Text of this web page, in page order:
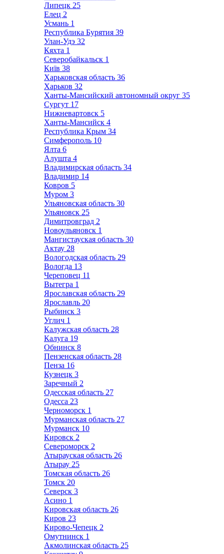
Липецк 25
Елец 2
Усмань 1
Республика Бурятия 39
Улан-Удэ 32
Кяхта 1
Северобайкальск 1
Київ 38
Харьковская область 36
Харьков 32
Ханты-Мансийский автономный округ 35
Сургут 17
Нижневартовск 5
Ханты-Мансийск 4
Республика Крым 34
Симферополь 10
Ялта 6
Алушта 4
Владимирская область 34
Владимир 14
Ковров 5
Муром 3
Ульяновская область 30
Ульяновск 25
Димитровград 2
Новоульяновск 1
Мангистауская область 30
Актау 28
Вологодская область 29
Вологда 13
Череповец 11
Вытегра 1
Ярославская область 29
Ярославль 20
Рыбинск 3
Углич 1
Калужская область 28
Калуга 19
Обнинск 8
Пензенская область 28
Пенза 16
Кузнецк 3
Заречный 2
Одесская область 27
Одесса 23
Черноморск 1
Мурманская область 27
Мурманск 10
Кировск 2
Североморск 2
Атырауская область 26
Атырау 25
Томская область 26
Томск 20
Северск 3
Асино 1
Кировская область 26
Киров 23
Кирово-Чепецк 2
Омутнинск 1
Акмолинская область 25